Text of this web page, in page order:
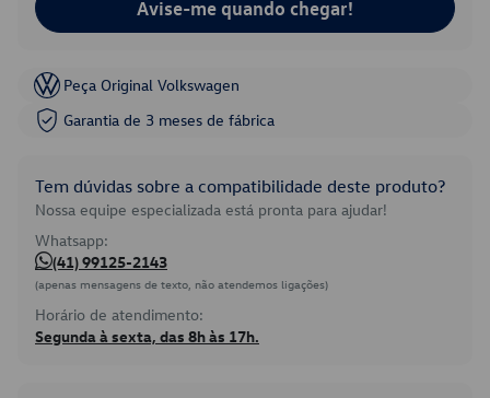
Avise-me quando chegar!
Peça Original Volkswagen
Garantia de 3 meses de fábrica
Tem dúvidas sobre a compatibilidade deste produto?
Nossa equipe especializada está pronta para ajudar!
Whatsapp:
(41) 99125-2143
(apenas mensagens de texto, não atendemos ligações)
Horário de atendimento:
Segunda à sexta, das 8h às 17h.